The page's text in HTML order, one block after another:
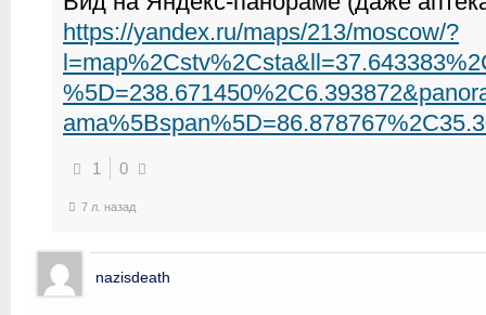
https://yandex.ru/maps/213/moscow/?
1 0
7 л. назад
nazisdeath